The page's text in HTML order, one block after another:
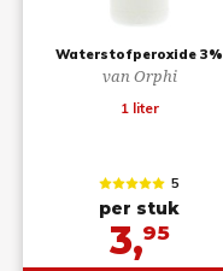
Waterstofperoxide 3%
van Orphi
1 liter
5
per stuk
3,95